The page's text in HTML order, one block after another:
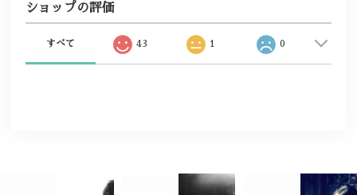
ショップの評価
すべて 43 1 0